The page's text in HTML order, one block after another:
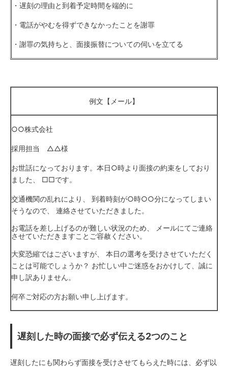
・遅刻の理由と到着予定時間を端的に
・電話がやむを得ずできなかったことを謝罪
・謝罪の気持ちと、面接振替についての伺いを立てる
例文【メール】
○○株式会社
採用担当 △△様
お世話になっております。本日○時より面接の約束をしており
ました、 □□です。
交通機関の乱れにより、 到着時刻が○時○○分になってしまい
そうなので、 連絡させていただきました。
お電話を差し上げるのが難しい状況のため、 メールにてご連絡
させていただきますことご容赦ください。
大変恐縮ではございますが、 本日の選考を受けさせていただく
ことは可能でしょうか？ お忙しい中ご迷惑をおかけして、誠に
申し訳ありません。
何卒ご対応の方お願い申し上げます。
遅刻した時の面接で必ず伝える2つのこと
遅刻したにも関わらず面接を受けさせてもらえた時には、必ず以